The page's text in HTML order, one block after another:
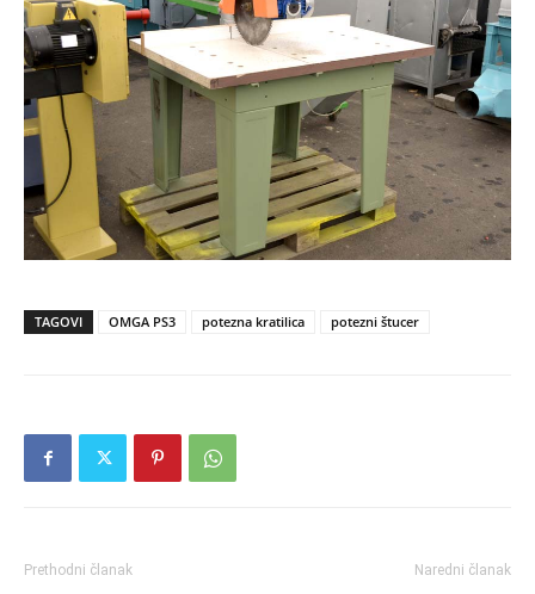
TAGOVI OMGA PS3 potezna kratilica potezni štucer
Prethodni članak Naredni članak